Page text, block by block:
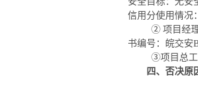
信用分使用情况
② 项目经理
书编号： 皖交安
③项目总工
四、否决原